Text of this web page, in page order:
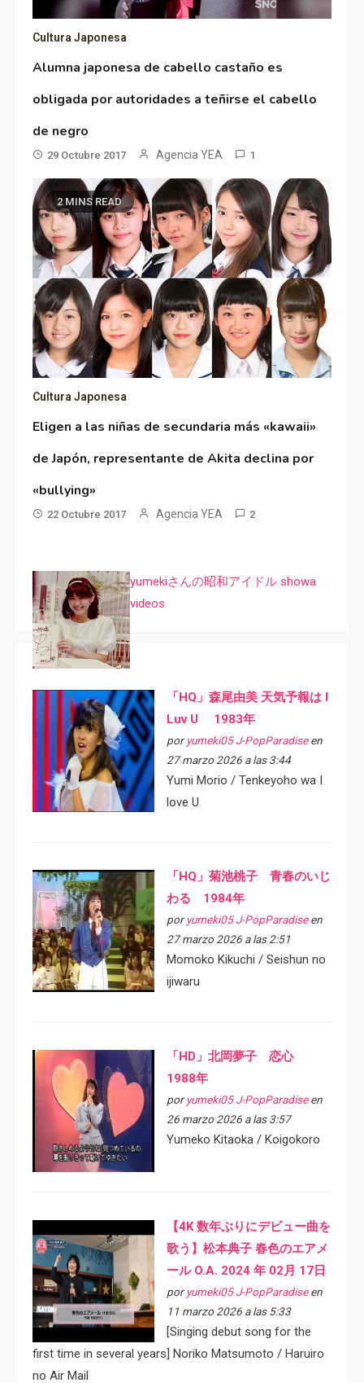
Cultura Japonesa
Alumna japonesa de cabello castaño es
obligada por autoridades a teñirse el cabello
de negro
29 Octubre 2017 Agencia YEA 1
2 MINS READ
Cultura Japonesa
Eligen a las niñas de secundaria más «kawaii»
de Japón, representante de Akita declina por
«bullying»
22 Octubre 2017 Agencia YEA 2
yumekiさんの昭和アイドル showa
videos
「HQ」森尾由美 天気予報は I
Luv U 1983年
por yumeki05 J-PopParadiseen
27 marzo 2026 a las 3:44
Yumi Morio / Tenkeyoho wa I
love U
「HQ」菊池桃子 青春のいじ
わる 1984年
por yumeki05 J-PopParadiseen
27 marzo 2026 a las 2:51
Momoko Kikuchi / Seishun no
ijiwaru
「HD」北岡夢子 恋心
1988年
por yumeki05 J-PopParadiseen
26 marzo 2026 a las 3:57
Yumeko Kitaoka / Koigokoro
【4K 数年ぶりにデビュー曲を
歌う】松本典子 春色のエアメ
ール O.A. 2024 年 02月 17日
por yumeki05 J-PopParadiseen
11 marzo 2026 a las 5:33
[Singing debut song for the
first time in several years] Noriko Matsumoto / Haruiro
no Air Mail